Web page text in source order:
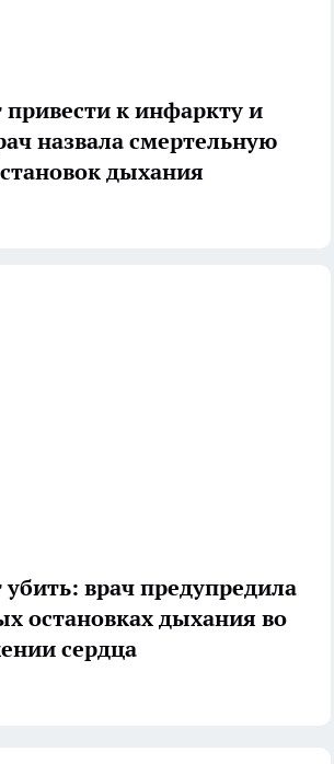
к инфаркту и
назвала смертельную
дыхания
врач предупредила
остановках дыхания во
сердца